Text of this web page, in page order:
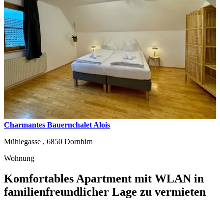
Charmantes Bauernchalet Alois
Mühlegasse , 6850 Dornbirn
Wohnung
Komfortables Apartment mit WLAN in
familienfreundlicher Lage zu vermieten